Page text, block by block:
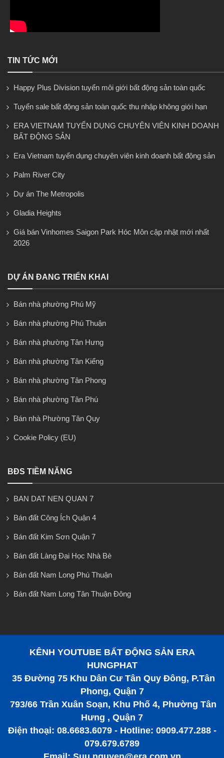
TIN TỨC MỚI
Happy Plus Division tuyển môi giới bất động sản toàn quốc
Tuyển sale bất động sản toàn quốc thu nhập không giới hạn
ERA VIETNAM TUYỂN DỤNG CHUYÊN VIÊN KINH DOANH
BẤT ĐỘNG SẢN
Era Vietnam tuyển dụng chuyên viên kinh doanh bất động sản
Palm River City
Dự án The Metropolis
Gladia Heights
Giá bán Vinhomes Saigon Park Hóc Môn cập nhật mới nhất
2026
DỰ ÁN ĐANG TRIỂN KHAI
Bán nhà phường Phú Mỹ
Bán nhà phường Phú Thuận
Bán nhà phường Tân Hưng
Bán nhà phường Tân Kiểng
Bán nhà phường Tân Phong
Bán nhà phường Tân Phú
Bán nhà Phường Tân Quy
Cookie Policy (EU)
BĐS TIỀM NĂNG
BAN DAT NEN QUAN 7
Bán đất Công Ích Quận 4
Bán đất Kim Sơn Quận 7
Bán đất Làng Đại Học Nhà Bè
Bán đất Nam Long Phú Thuận
Bán đất Nam Long Tân Thuận Đông
KÊNH YOUTUBE BẤT ĐỘNG SẢN ERA
HUNGPHAT
35 Đường 75 Khu Dân Cư Tân Quy Đông, P.Tân
Phong, Quận 7
793/66 Trần Xuân Soạn, Khu Phố 4, Phường Tân
Hưng , Quận 7
Điện thoại: 08.6683.6079 - Hotline: 0909.477.288 -
079.679.6789